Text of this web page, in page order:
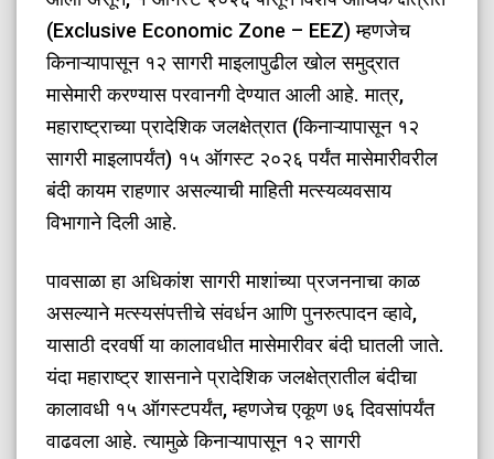
(Exclusive Economic Zone – EEZ) म्हणजेच
किनाऱ्यापासून १२ सागरी माइलापुढील खोल समुद्रात
मासेमारी करण्यास परवानगी देण्यात आली आहे. मात्र,
महाराष्ट्राच्या प्रादेशिक जलक्षेत्रात (किनाऱ्यापासून १२
सागरी माइलापर्यंत) १५ ऑगस्ट २०२६ पर्यंत मासेमारीवरील
बंदी कायम राहणार असल्याची माहिती मत्स्यव्यवसाय
विभागाने दिली आहे.
​पावसाळा हा अधिकांश सागरी माशांच्या प्रजननाचा काळ
असल्याने मत्स्यसंपत्तीचे संवर्धन आणि पुनरुत्पादन व्हावे,
यासाठी दरवर्षी या कालावधीत मासेमारीवर बंदी घातली जाते.
यंदा महाराष्ट्र शासनाने प्रादेशिक जलक्षेत्रातील बंदीचा
कालावधी १५ ऑगस्टपर्यंत, म्हणजेच एकूण ७६ दिवसांपर्यंत
वाढवला आहे. त्यामुळे किनाऱ्यापासून १२ सागरी